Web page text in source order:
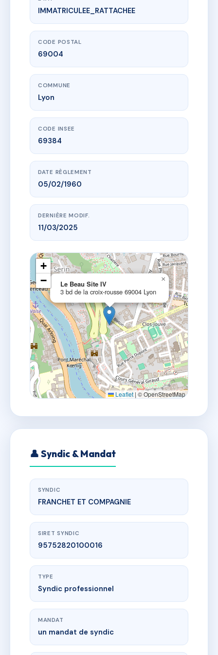
www.vme.plus/AA0007781
Le Beau Site IV
3 bd de la croix-rousse
IMMATRICULEE_RATTACHEE
CODE POSTAL
69004
COMMUNE
Lyon
CODE INSEE
69384
DATE RÈGLEMENT
05/02/1960
DERNIÈRE MODIF.
11/03/2025
Le Beau Site IV
3 bd de la croix-rousse 69004 Lyon
×
+
−
Leaflet |© OpenStreetMap
👤 Syndic & Mandat
SYNDIC
FRANCHET ET COMPAGNIE
SIRET SYNDIC
95752820100016
TYPE
Syndic professionnel
MANDAT
un mandat de syndic